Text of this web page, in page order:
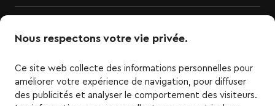
Nous respectons votre vie privée.
Ce site web collecte des informations personnelles pour
améliorer votre expérience de navigation, pour diffuser
des publicités et analyser le comportement des visiteurs.